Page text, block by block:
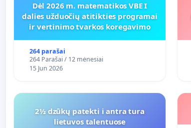
Dėl 2026 m. matematikos VBE I
dalies užduočių atitikties programai
ir vertinimo tvarkos koregavimo
264 parašai
264 Parašai / 12 mėnesiai
15 Jun 2026
2½ dzūkų patekti i antra tura
lietuvos talentuose